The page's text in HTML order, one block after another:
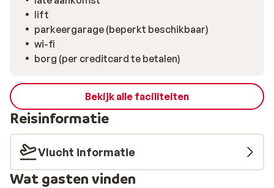
aanschuiven. Een populaire bar is The White Pub, in de
wijk Flaine Forum. Er hangt een Britse sfeer en ze
serveren hier een groot aantal bieren.
lift
parkeergarage (beperkt beschikbaar)
wi-fi
borg (per creditcard te betalen)
Bekijk alle faciliteiten
Reisinformatie
Vlucht informatie
Wat gasten vinden